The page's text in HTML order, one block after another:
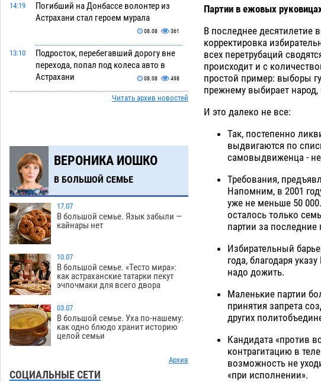
14:19
Погибший на Донбассе волонтер из
Астрахани стал героем мурала
08.08 361
13:10
Подросток, перебегавший дорогу вне
перехода, попал под колеса авто в
Астрахани
08.08 498
Астраханский следком помог
10:51
Фаворитская ноша: астраханские
гандболисты крупно проиграли
пермякам
09:00
Лидеры чеченской диаспоры в
Астрахани осудили выходку молодого
лихача с улицы Никольской
18:00
Завтра астраханцы проведут день в
режиме экстремальной температурной
нагрузки
07.08 703
угрожает плодородию Харабалинского
района
07.08 542
16:24
Игорь Редькин проинспектировал
астраханского земельного массива
Читать архив новостей
ВЕРОНИКА ИОШКО
В БОЛЬШОЙ СЕМЬЕ
17.07
В большой семье. Язык забыли —
кайнары нет
10.07
В большой семье. «Тесто мира»:
как астраханские татарки пекут
эчпочмаки для всего двора
03.07
В большой семье. Уха по-нашему:
как одно блюдо хранит историю
целой семьи
Архив
СОЦИАЛЬНЫЕ СЕТИ
Партии в ежовых
В последнее десятилетие
корректировка
всех перетрубаций
происходит и с
простой пример: выборы
прежнему выбирает
И это далеко не все:
Так, постепенно
выдвигаются по
самовыдвиженца - не
Требования,
Напомним, в 2001
уже не меньше 50
осталось только
партии за последние
Избирательный
года, благодаря
надо дожить.
Маленькие партии
принятия запрета
других
Кандидата «против
контрагитацию в
возможность не
«при исполнении».